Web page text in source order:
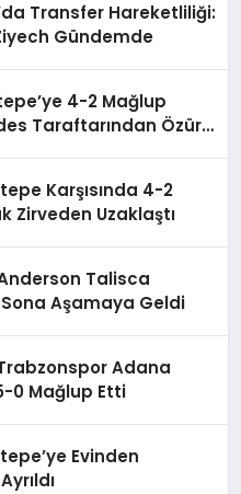
Transfer Hareketliliği:
Gündemde
4-2 Mağlup
Taraftarından Özür
Karşısında 4-2
Zirveden Uzaklaştı
Talisca
Aşamaya Geldi
Adana
0 Mağlup Etti
Evinden